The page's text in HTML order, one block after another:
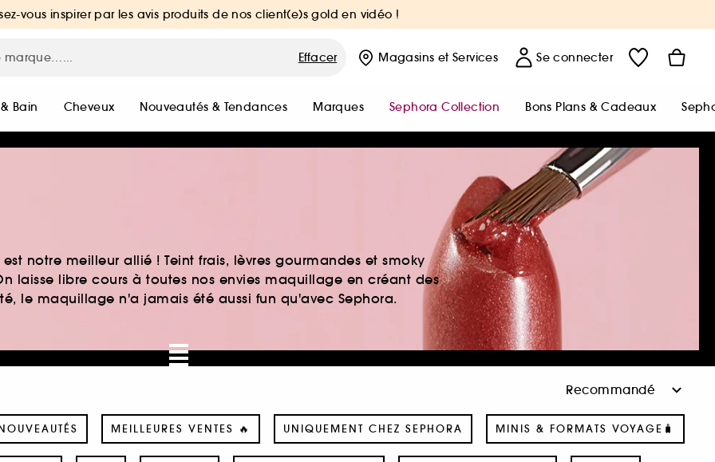
vous inspirer par les avis produits de nos client(e)s gold en vidéo !
Effacer Magasins et Services Se connecter
Bain Cheveux Nouveautés & Tendances Marques Sephora Collection Bons Plans & Cadeaux
notre meilleur allié ! Teint frais, lèvres gourmandes et smoky
laisse libre cours à toutes nos envies maquillage en créant des
le maquillage n'a jamais été aussi fun qu'avec Sephora.
MEILLEURES VENTES 🔥 UNIQUEMENT CHEZ SEPHORA MINIS & FORMATS VOYAGE🧳